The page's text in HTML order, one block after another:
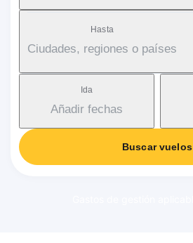
Hasta
Ciudades, regiones o países
Ida
Añadir fechas
Buscar vuelos